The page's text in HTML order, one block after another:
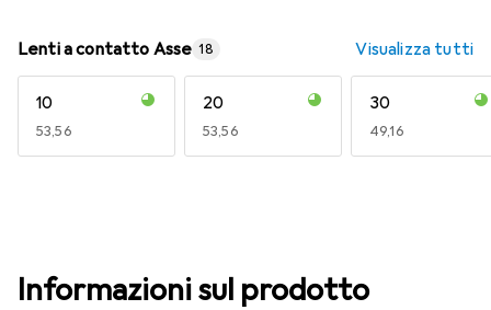
Lenti a contatto Asse 18 Visualizza tutti
10
EUR
53,56
20
EUR
53,56
30
EUR
49,16
Informazioni sul prodotto